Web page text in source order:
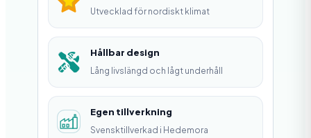
F
,
S
T
D
m
Utvecklad för nordiskt klimat
Hållbar design
Lång livslängd och lågt underhåll
Egen tillverkning
Svensktillverkad i Hedemora